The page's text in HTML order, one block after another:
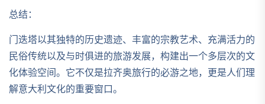
总结：
门迭塔以其独特的历史遗迹、丰富的宗教艺术、充满活力的
民俗传统以及与时俱进的旅游发展，构建出一个多层次的文
化体验空间。它不仅是拉齐奥旅行的必游之地，更是人们理
解意大利文化的重要窗口。